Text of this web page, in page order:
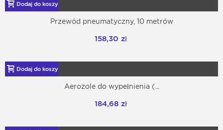
Dodaj do koszyka
Przewód pneumatyczny, 10 metrów
158,30 zł
Dodaj do koszyka
Aerozole do wypełnienia (...
184,68 zł